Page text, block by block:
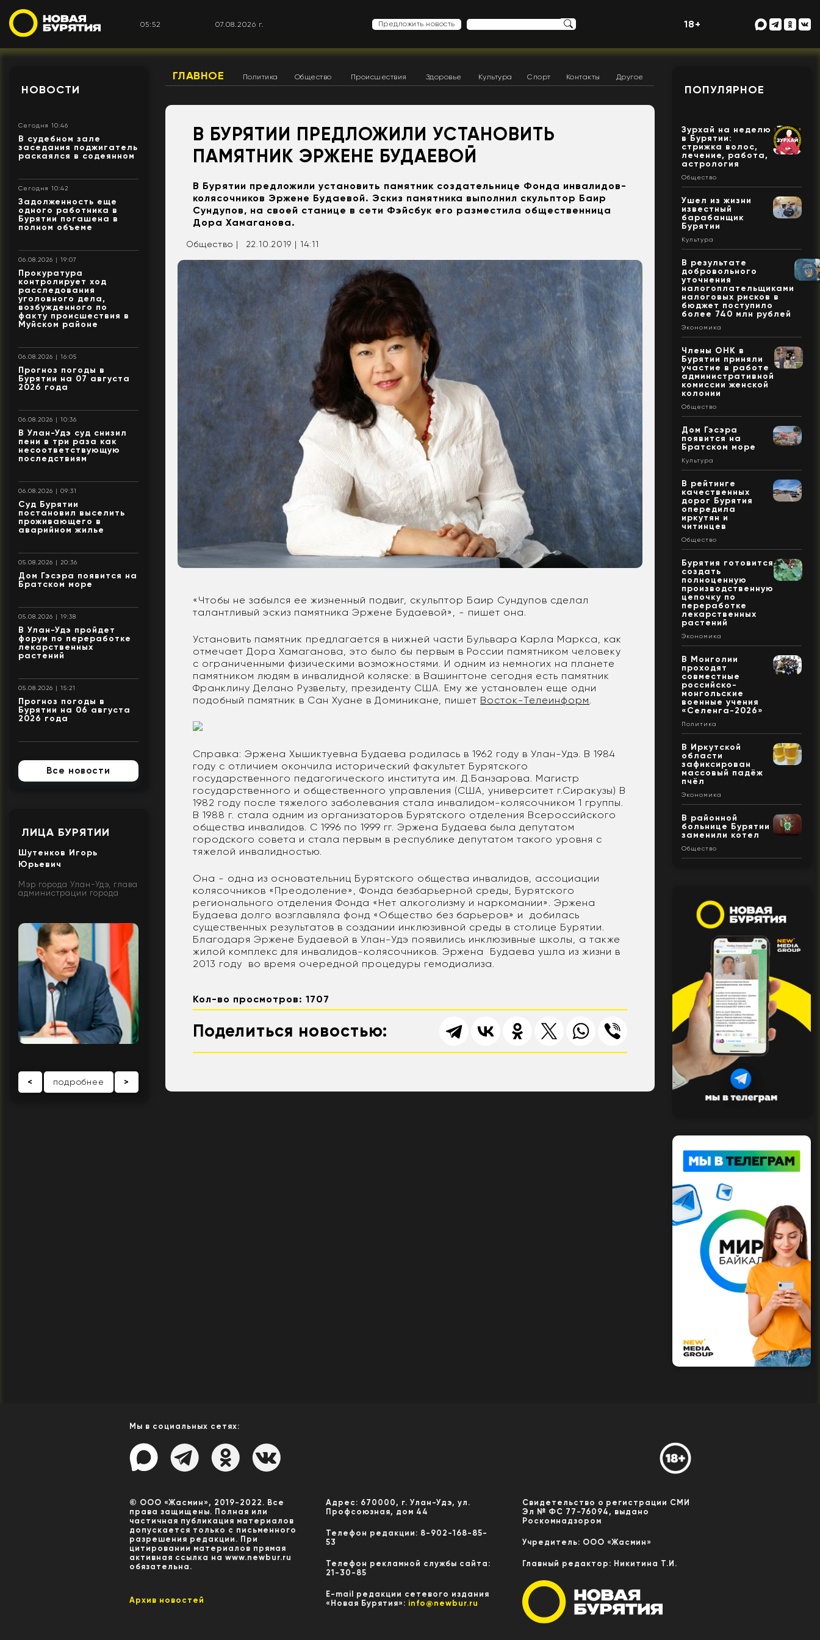
05:52 07.08.2026 г. Предложить новость 18+
НОВОСТИ
Сегодня 10:46
В судебном зале
заседания поджигатель
раскаялся в содеянном
Сегодня 10:42
Задолженность еще
одного работника в
Бурятии погашена в
полном объеме
06.08.2026 | 19:07
Прокуратура
контролирует ход
расследования
уголовного дела,
возбужденного по
факту происшествия в
Муйском районе
06.08.2026 | 16:05
Прогноз погоды в
Бурятии на 07 августа
2026 года
06.08.2026 | 10:36
В Улан-Удэ суд снизил
пени в три раза как
несоответствующую
последствиям
06.08.2026 | 09:31
Суд Бурятии
постановил выселить
проживающего в
аварийном жилье
05.08.2026 | 20:36
Дом Гэсэра появится на
Братском море
05.08.2026 | 19:38
В Улан-Удэ пройдет
форум по переработке
лекарственных
растений
05.08.2026 | 15:21
Прогноз погоды в
Бурятии на 06 августа
2026 года
Все новости
ЛИЦА БУРЯТИИ
Шутенков Игорь
Юрьевич
Мэр города Улан-Удэ, глава
администрации города
< подробнее >
ГЛАВНОЕ Политика Общество Происшествия Здоровье Культура Спорт Контакты Другое
В БУРЯТИИ ПРЕДЛОЖИЛИ УСТАНОВИТЬ
ПАМЯТНИК ЭРЖЕНЕ БУДАЕВОЙ
В Бурятии предложили установить памятник создательнице Фонда инвалидов-
колясочников Эржене Будаевой. Эскиз памятника выполнил скульптор Баир
Сундупов, на своей станице в сети Фэйсбук его разместила общественница
Дора Хамаганова.
Общество | 22.10.2019 | 14:11
«Чтобы не забылся ее жизненный подвиг, скульптор Баир Сундупов сделал
талантливый эскиз памятника Эржене Будаевой», - пишет она.
Установить памятник предлагается в нижней части Бульвара Карла Маркса, как
отмечает Дора Хамаганова, это было бы первым в России памятником человеку
с ограниченными физическими возможностями. И одним из немногих на планете
памятником людям в инвалидной коляске: в Вашингтоне сегодня есть памятник
Франклину Делано Рузвельту, президенту США. Ему же установлен еще одни
подобный памятник в Сан Хуане в Доминикане, пишет Восток-Телеинформ.
Справка: Эржена Хышиктуевна Будаева родилась в 1962 году в Улан-Удэ. В 1984
году с отличием окончила исторический факультет Бурятского
государственного педагогического института им. Д.Банзарова. Магистр
государственного и общественного управления (США, университет г.Сиракузы) В
1982 году после тяжелого заболевания стала инвалидом-колясочником 1 группы.
В 1988 г. стала одним из организаторов Бурятского отделения Всероссийского
общества инвалидов. С 1996 по 1999 гг. Эржена Будаева была депутатом
городского совета и стала первым в республике депутатом такого уровня с
тяжелой инвалидностью.
Она - одна из основательниц Бурятского общества инвалидов, ассоциации
колясочников «Преодоление», Фонда безбарьерной среды, Бурятского
регионального отделения Фонда «Нет алкоголизму и наркомании». Эржена
Будаева долго возглавляла фонд «Общество без барьеров» и добилась
существенных результатов в создании инклюзивной среды в столице Бурятии.
Благодаря Эржене Будаевой в Улан-Удэ появились инклюзивные школы, а также
жилой комплекс для инвалидов-колясочников. Эржена Будаева ушла из жизни в
2013 году во время очередной процедуры гемодиализа.
Кол-во просмотров: 1707
Поделиться новостью:
ПОПУЛЯРНОЕ
Зурхай на неделю
в Бурятии:
стрижка волос,
лечение, работа,
астрология
Общество
Ушел из жизни
известный
барабанщик
Бурятии
Культура
В результате
добровольного
уточнения
налогоплательщиками
налоговых рисков в
бюджет поступило
более 740 млн рублей
Экономика
Члены ОНК в
Бурятии приняли
участие в работе
административной
комиссии женской
колонии
Общество
Дом Гэсэра
появится на
Братском море
Культура
В рейтинге
качественных
дорог Бурятия
опередила
иркутян и
читинцев
Общество
Бурятия готовится
создать
полноценную
производственную
цепочку по
переработке
лекарственных
растений
Экономика
В Монголии
проходят
совместные
российско-
монгольские
военные учения
«Селенга-2026»
Политика
В Иркутской
области
зафиксирован
массовый падёж
пчёл
Экономика
В районной
больнице Бурятии
заменили котел
Общество
Мы в социальных сетях:
© ООО «Жасмин», 2019-2022. Все
права защищены. Полная или
частичная публикация материалов
допускается только с письменного
разрешения редакции. При
цитировании материалов прямая
активная ссылка на www.newbur.ru
обязательна.
Архив новостей
Адрес: 670000, г. Улан-Удэ, ул.
Профсоюзная, дом 44
Телефон редакции: 8-902-168-85-
53
Телефон рекламной службы сайта:
21-30-85
E-mail редакции сетевого издания
«Новая Бурятия»: info@newbur.ru
Свидетельство о регистрации СМИ
Эл № ФС 77-76094, выдано
Роскомнадзором
Учредитель: ООО «Жасмин»
Главный редактор: Никитина Т.И.